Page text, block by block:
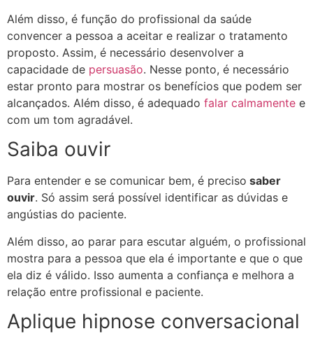
Além disso, é função do profissional da saúde
convencer a pessoa a aceitar e realizar o tratamento
proposto. Assim, é necessário desenvolver a
capacidade de persuasão. Nesse ponto, é necessário
estar pronto para mostrar os benefícios que podem ser
alcançados. Além disso, é adequado falar calmamente e
com um tom agradável.
Saiba ouvir
Para entender e se comunicar bem, é preciso saber
ouvir. Só assim será possível identificar as dúvidas e
angústias do paciente.
Além disso, ao parar para escutar alguém, o profissional
mostra para a pessoa que ela é importante e que o que
ela diz é válido. Isso aumenta a confiança e melhora a
relação entre profissional e paciente.
Aplique hipnose conversacional